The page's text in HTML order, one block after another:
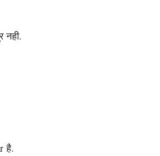
नही.
है.